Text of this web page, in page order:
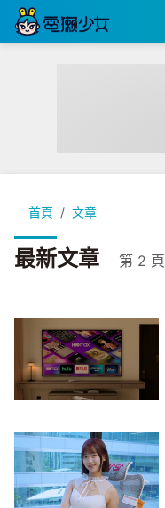
首頁 文章
最新文章 第 2 頁